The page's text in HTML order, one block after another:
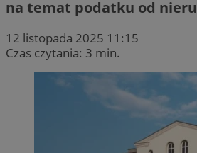
na temat podatku od
12 listopada 2025 11:15
Czas czytania: 3 min.